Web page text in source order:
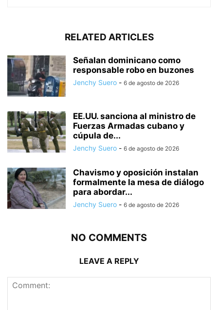
RELATED ARTICLES
Señalan dominicano como
responsable robo en buzones
Jenchy Suero - 6 de agosto de 2026
EE.UU. sanciona al ministro de
Fuerzas Armadas cubano y
cúpula de...
Jenchy Suero - 6 de agosto de 2026
Chavismo y oposición instalan
formalmente la mesa de diálogo
para abordar...
Jenchy Suero - 6 de agosto de 2026
NO COMMENTS
LEAVE A REPLY